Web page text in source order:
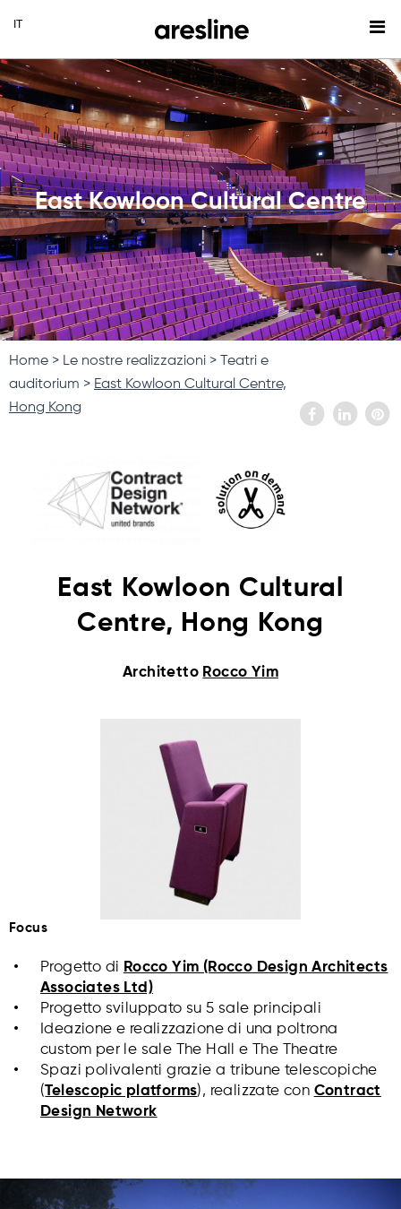
East Kowloon Cultural Centre
Home Le nostre realizzazioni
Teatri e
auditorium
East Kowloon Cultural Centre,
Hong Kong
East Kowloon Cultural
Centre, Hong Kong
Architetto Rocco Yim
Focus
Progetto di Rocco Yim (Rocco Design Architects
Associates Ltd)
Progetto sviluppato su 5 sale principali
Ideazione e realizzazione di una poltrona
custom per le sale The Hall e The Theatre
Spazi polivalenti grazie a tribune telescopiche
(Telescopic platforms), realizzate con Contract
Design Network